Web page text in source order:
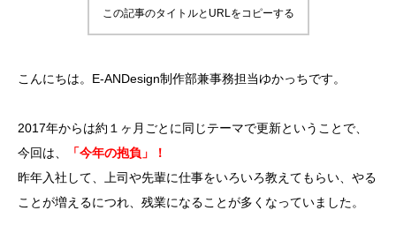
この記事のタイトルとURLをコピーする
こんにちは。E-ANDesign制作部兼事務担当ゆかっちです。
2017年からは約１ヶ月ごとに同じテーマで更新ということで、
今回は、
「今年の抱負」！
昨年入社して、上司や先輩に仕事をいろいろ教えてもらい、やる
ことが増えるにつれ、残業になることが多くなっていました。